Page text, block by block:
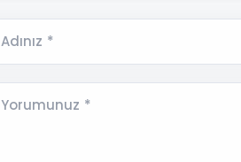
Adınız *
Yorumunuz *